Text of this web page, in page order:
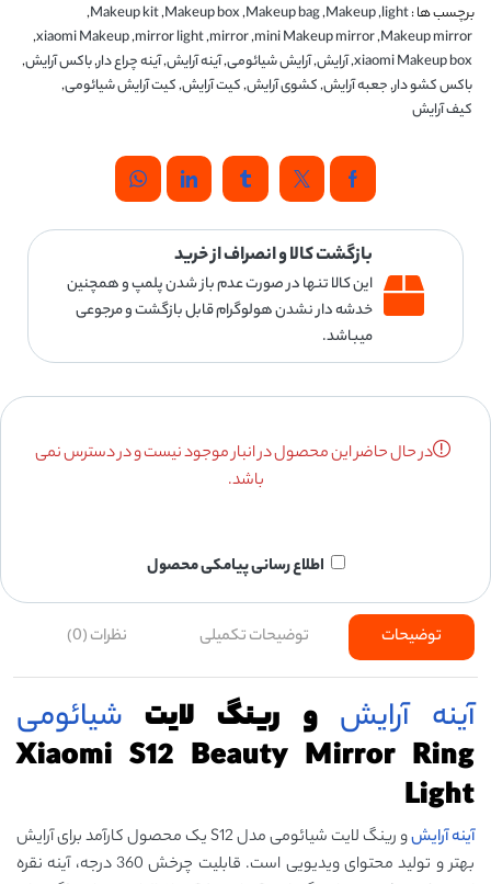
برچسب ها :light
,
Makeup
,
Makeup bag
,
Makeup box
,
Makeup kit
,
Makeup mirror
,
mini Makeup mirror
,
mirror
,
mirror light
,
xiaomi Makeup
,
xiaomi Makeup box
,آرایش,آرایش شیائومی,آینه آرایش,آینه چراع دار,باکس آرایش,
باکس کشو دار,جعبه آرایش,کشوی آرایش,کیت آرایش,کیت آرایش شیائومی,
کیف آرایش
بازگشت کالا و انصراف از خرید
این کالا تنها در صورت عدم باز شدن پلمپ و همچنین
خدشه دار نشدن هولوگرام قابل بازگشت و مرجوعی
میباشد.
در حال حاضر این محصول در انبار موجود نیست و در دسترس نمی
باشد.
اطلاع رسانی پیامکی محصول
توضیحات توضیحات تکمیلی نظرات (0)
آینه آرایش و رینگ لایت شیائومی
Xiaomi S12 Beauty Mirror Ring
Light
آینه آرایش
و رینگ لایت شیائومی مدل S12 یک محصول کارآمد برای آرایش
بهتر و تولید محتوای ویدیویی است. قابلیت چرخش 360 درجه، آینه نقره